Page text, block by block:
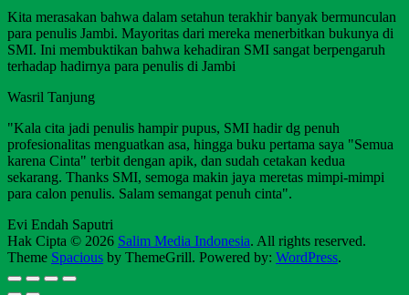
Kita merasakan bahwa dalam setahun terakhir banyak bermunculan
para penulis Jambi. Mayoritas dari mereka menerbitkan bukunya di
SMI. Ini membuktikan bahwa kehadiran SMI sangat berpengaruh
terhadap hadirnya para penulis di Jambi
Wasril Tanjung
"Kala cita jadi penulis hampir pupus, SMI hadir dg penuh
profesionalitas menguatkan asa, hingga buku pertama saya "Semua
karena Cinta" terbit dengan apik, dan sudah cetakan kedua
sekarang. Thanks SMI, semoga makin jaya meretas mimpi-mimpi
para calon penulis. Salam semangat penuh cinta".
Evi Endah Saputri
Hak Cipta © 2026 Salim Media Indonesia. All rights reserved.
Theme Spacious by ThemeGrill. Powered by: WordPress.